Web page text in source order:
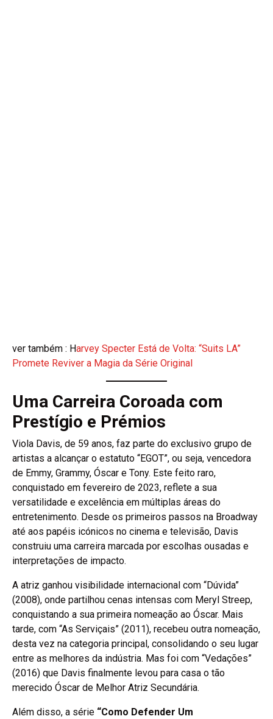
ver também : Harvey Specter Está de Volta: “Suits LA”
Promete Reviver a Magia da Série Original
Uma Carreira Coroada com
Prestígio e Prémios
Viola Davis, de 59 anos, faz parte do exclusivo grupo de
artistas a alcançar o estatuto “EGOT”, ou seja, vencedora
de Emmy, Grammy, Óscar e Tony. Este feito raro,
conquistado em fevereiro de 2023, reflete a sua
versatilidade e excelência em múltiplas áreas do
entretenimento. Desde os primeiros passos na Broadway
até aos papéis icónicos no cinema e televisão, Davis
construiu uma carreira marcada por escolhas ousadas e
interpretações de impacto.
A atriz ganhou visibilidade internacional com “Dúvida”
(2008), onde partilhou cenas intensas com Meryl Streep,
conquistando a sua primeira nomeação ao Óscar. Mais
tarde, com “As Serviçais” (2011), recebeu outra nomeação,
desta vez na categoria principal, consolidando o seu lugar
entre as melhores da indústria. Mas foi com “Vedações”
(2016) que Davis finalmente levou para casa o tão
merecido Óscar de Melhor Atriz Secundária.
Além disso, a série “Como Defender Um